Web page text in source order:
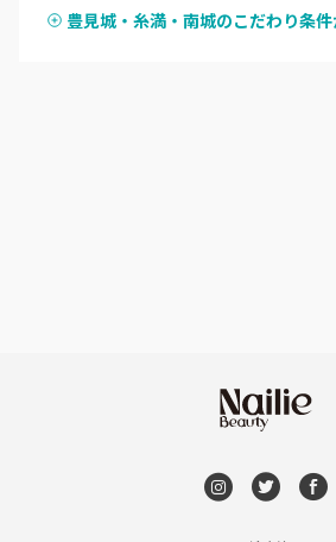
豊見城・糸満・南城のこだわり条